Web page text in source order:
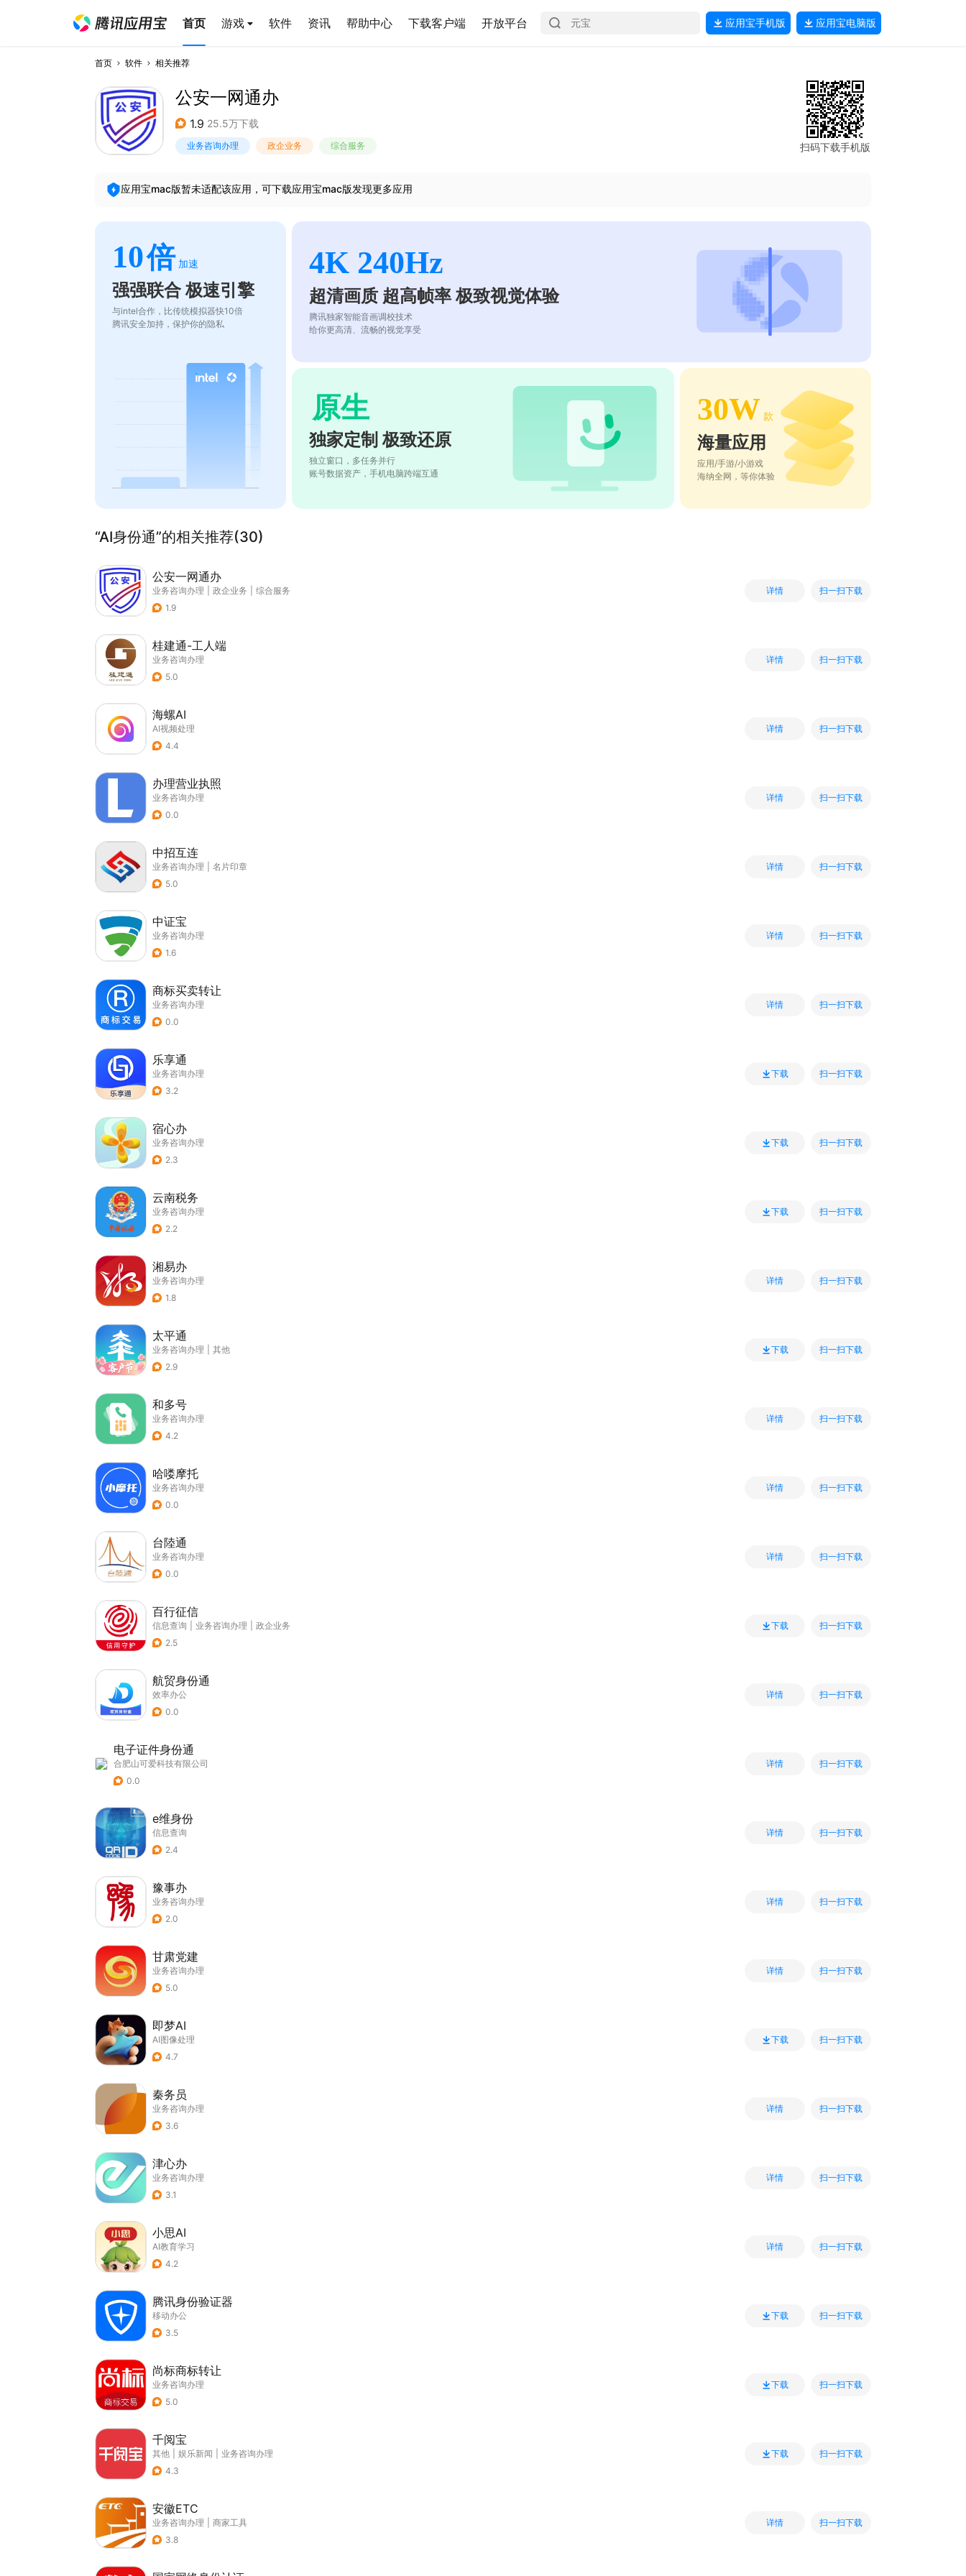
首页 游戏 软件 资讯 帮助中心 下载客户端 开放平台 应用宝手机版 应用宝电脑版
首页 软件 相关推荐
公安一网通办
1.9 25.5万下载
业务咨询办理 政企业务 综合服务 扫码下载手机版
应用宝mac版暂未适配该应用，可下载应用宝mac版发现更多应用
10倍 加速
强强联合 极速引擎
与intel合作，比传统模拟器快10倍
腾讯安全加持，保护你的隐私
4K 240Hz
超清画质 超高帧率 极致视觉体验
腾讯独家智能音画调校技术
给你更高清、流畅的视觉享受
原生
独家定制 极致还原
独立窗口，多任务并行
账号数据资产，手机电脑跨端互通
30W 款
海量应用
应用/手游/小游戏
海纳全网，等你体验
“AI身份通”的相关推荐(30)
公安一网通办
业务咨询办理 政企业务
综合服务
1.9
详情 扫一扫下载
桂建通-工人端
业务咨询办理
5.0
详情 扫一扫下载
海螺AI
AI视频处理
4.4
详情 扫一扫下载
办理营业执照
业务咨询办理
0.0
详情 扫一扫下载
中招互连
业务咨询办理
名片印章
5.0
详情 扫一扫下载
中证宝
业务咨询办理
1.6
详情 扫一扫下载
商标买卖转让
业务咨询办理
0.0
详情 扫一扫下载
乐享通
业务咨询办理
3.2
下载 扫一扫下载
宿心办
业务咨询办理
2.3
下载 扫一扫下载
云南税务
业务咨询办理
2.2
下载 扫一扫下载
湘易办
业务咨询办理
1.8
详情 扫一扫下载
太平通
业务咨询办理
其他
2.9
下载 扫一扫下载
和多号
业务咨询办理
4.2
详情 扫一扫下载
哈喽摩托
业务咨询办理
0.0
详情 扫一扫下载
台陸通
业务咨询办理
0.0
详情 扫一扫下载
百行征信
信息查询 业务咨询办理
政企业务
2.5
下载 扫一扫下载
航贸身份通
效率办公
0.0
详情 扫一扫下载
电子证件身份通
合肥山可爱科技有限公司
0.0
详情 扫一扫下载
e维身份
信息查询
2.4
详情 扫一扫下载
豫事办
业务咨询办理
2.0
详情 扫一扫下载
甘肃党建
业务咨询办理
5.0
详情 扫一扫下载
即梦AI
AI图像处理
4.7
下载 扫一扫下载
秦务员
业务咨询办理
3.6
详情 扫一扫下载
津心办
业务咨询办理
3.1
详情 扫一扫下载
小思AI
AI教育学习
4.2
详情 扫一扫下载
腾讯身份验证器
移动办公
3.5
下载 扫一扫下载
尚标商标转让
业务咨询办理
5.0
下载 扫一扫下载
千阅宝
其他 娱乐新闻
业务咨询办理
4.3
下载 扫一扫下载
安徽ETC
业务咨询办理
商家工具
3.8
详情 扫一扫下载